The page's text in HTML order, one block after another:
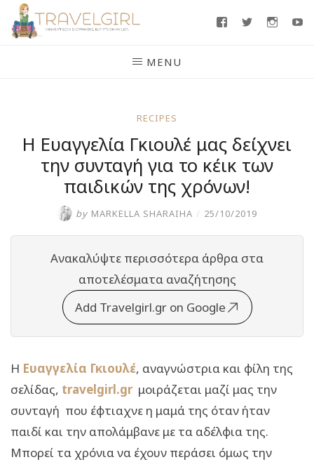
Skip
FacebookTwitter
MENU
RECIPES
H Eυαγγελία Γκιουλέ μας δείχνει
την συνταγή για το κέικ των
παιδικών της χρόνων!
by MARKELLA SHARAIHA / 25/10/2019
Ανακαλύψτε περισσότερα άρθρα στα
αποτελέσματα αναζήτησης
Add Travelgirl.gr on Google
Η Ευαγγελία Γκιουλέ, αναγνώστρια και φίλη της
σελίδας, travelgirl.gr μοιράζεται μαζί μας την
συνταγή που έφτιαχνε η μαμά της όταν ήταν
παιδί και την απολάμβανε με τα αδέλφια της.
Μπορεί τα χρόνια να έχουν περάσει όμως την